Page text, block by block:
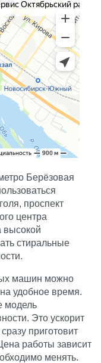
Берёзовая
проспект
центра
высокой
стиральные
машин можно
удобное время.
модель
Это ускорит
приготовит
работы зависит
менять.